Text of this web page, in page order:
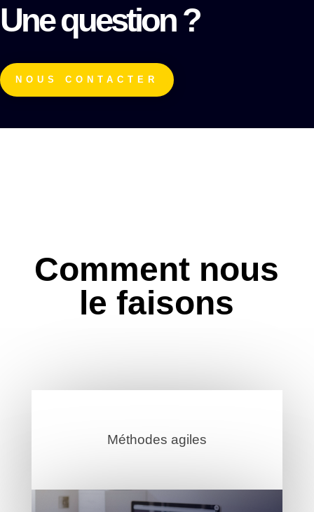
Une question ?
NOUS CONTACTER
Comment nous
le faisons
Méthodes agiles